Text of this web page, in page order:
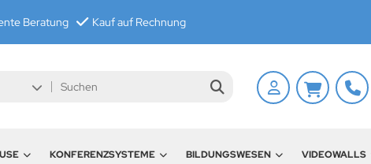
Beratung Kauf auf Rechnung
KONFERENZSYSTEME BILDUNGSWESEN VIDEOWALLS